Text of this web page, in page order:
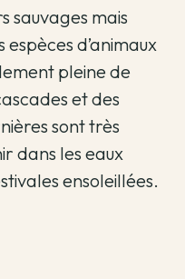
sauvages mais
d’animaux
pleine de
et des
sont très
dans les eaux
ensoleillées.